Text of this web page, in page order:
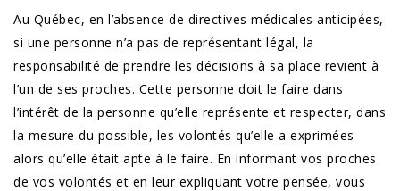
Au Québec, en l’absence de directives médicales anticipées,
si une personne n’a pas de représentant légal, la
responsabilité de prendre les décisions à sa place revient à
l’un de ses proches. Cette personne doit le faire dans
l’intérêt de la personne qu’elle représente et respecter, dans
la mesure du possible, les volontés qu’elle a exprimées
alors qu’elle était apte à le faire. En informant vos proches
de vos volontés et en leur expliquant votre pensée, vous